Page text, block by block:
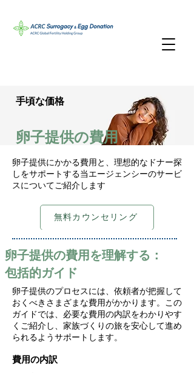
手頃な価格
卵子提供の費用
卵子提供にかかる費用と、理想的なドナー探
しをサポートする当エージェンシーのサービ
スについてご紹介します
無料カウンセリング
卵子提供の費用を理解する：
包括的ガイド
卵子提供のプロセスには、依頼者が把握して
おくべきさまざまな費用がかかります。この
ガイドでは、必要な費用の内訳をわかりやす
くご紹介し、家族づくりの旅を安心して進め
られるようサポートします。
費用の内訳